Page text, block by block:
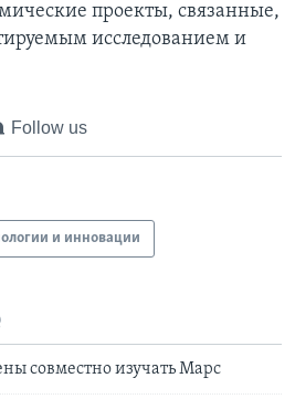
проекты, связанные,
исследованием и
Follow us
и инновации
совместно изучать Марс